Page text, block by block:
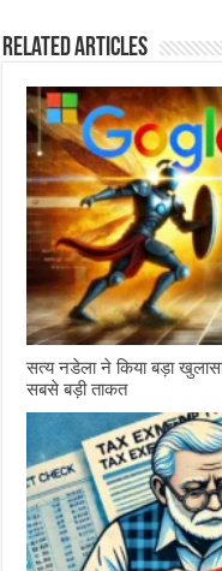
Related Articles
सत्य नडेला ने किया बड़ा
सबसे बड़ी ताकत